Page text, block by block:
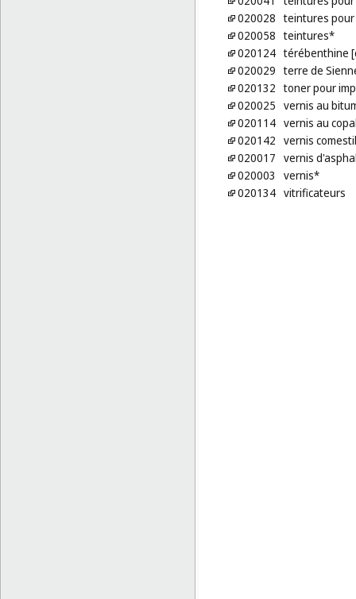
020028 teintures pour
020058 teintures*
020124 térébenthine
020029 terre de
020132 toner pour
020025 vernis au
020114 vernis au
020142 vernis
020017 vernis
020003
vernis*
020134 vitrificateurs